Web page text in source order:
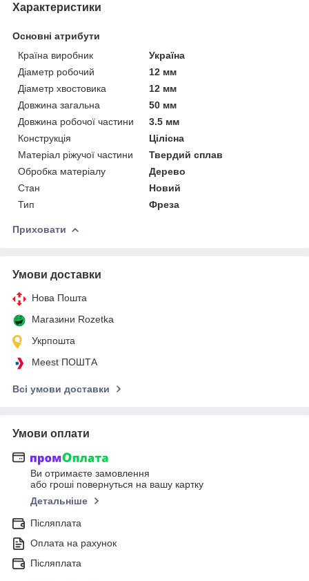
Характеристики
Основні атрибути
Країна виробник
Україна
Діаметр робочий
12 мм
Діаметр хвостовика
12 мм
Довжина загальна
50 мм
Довжина робочої частини
3.5 мм
Конструкція
Цілісна
Матеріал ріжучої частини
Твердий сплав
Обробка матеріалу
Дерево
Стан
Новий
Тип
Фреза
Приховати
Умови доставки
Нова Пошта
Магазини Rozetka
Укрпошта
Meest ПОШТА
Всі умови доставки
Умови оплати
Ви отримаєте замовлення
або гроші повернуться на вашу картку
Детальніше
Післяплата
Оплата на рахунок
Післяплата